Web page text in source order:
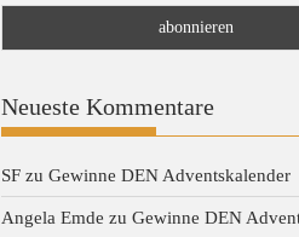
Neueste Kommentare
SF zu Gewinne DEN Adventskalender
Angela Emde zu Gewinne DEN